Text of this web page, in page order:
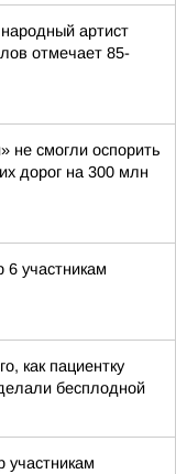
артист
отмечает 85-
не смогли оспорить
дорог на 300 млн
участникам
как пациентку
бесплодной
участникам